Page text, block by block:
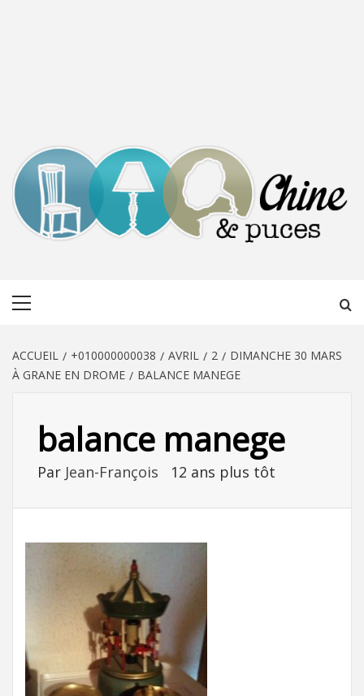
ACCUEIL +010000000038 AVRIL 2
DIMANCHE 30 MARS
À GRANE EN DROME
BALANCE MANEGE
balance manege
Par Jean-François 12 ans plus tôt